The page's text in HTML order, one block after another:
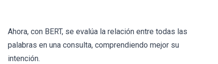
Ahora, con BERT, se evalúa la relación entre todas las
palabras en una consulta, comprendiendo mejor su
intención.